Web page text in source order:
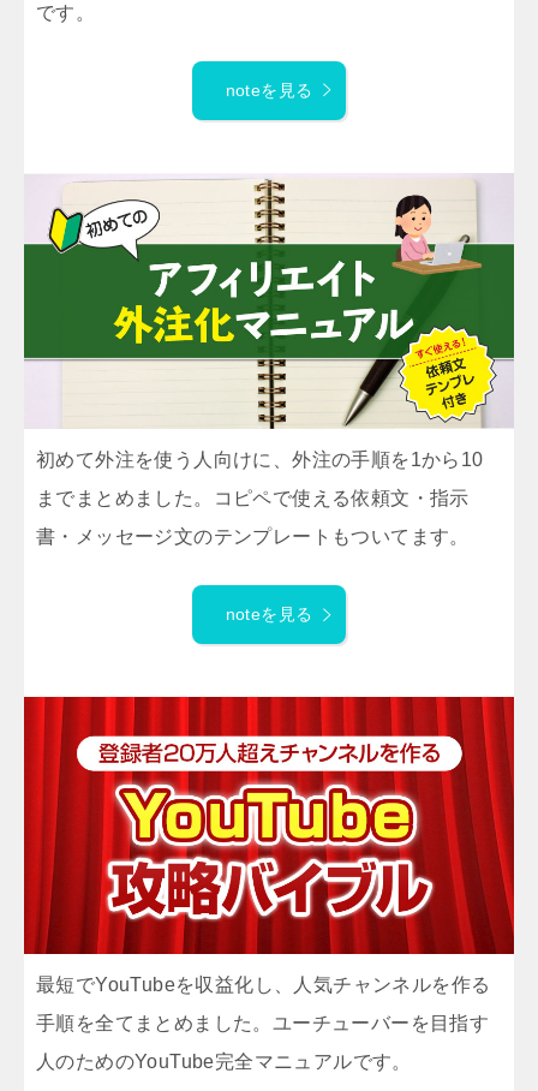
です。
noteを見る
初めて外注を使う人向けに、外注の手順を1から10
までまとめました。コピペで使える依頼文・指示
書・メッセージ文のテンプレートもついてます。
noteを見る
最短でYouTubeを収益化し、人気チャンネルを作る
手順を全てまとめました。ユーチューバーを目指す
人のためのYouTube完全マニュアルです。